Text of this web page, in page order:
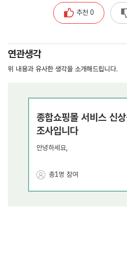
추천 0
연관생각
위 내용과 유사한 생각을 소개해드립니다.
종합쇼핑몰 서비스 신
조사입니다
안녕하세요,
총1명 참여
종합쇼핑몰 서비스 신